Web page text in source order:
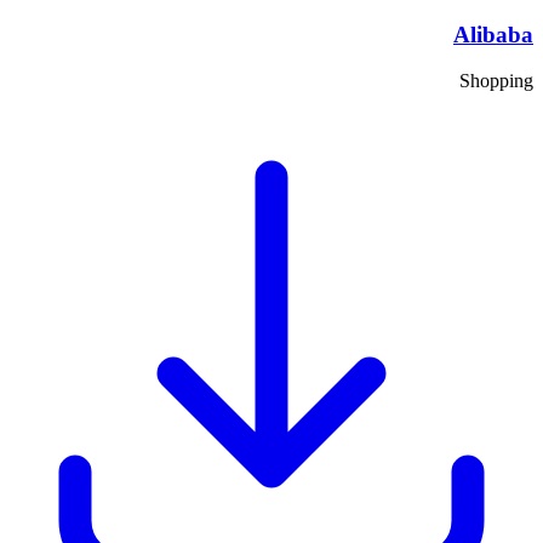
Alibaba
Shopping